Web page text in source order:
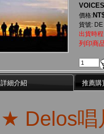
價格:
貨號:
出貨時
列印商
詳細介紹 推薦購
★ Delos唱